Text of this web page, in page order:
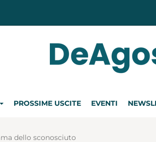
PROSSIME USCITE EVENTI
dello sconosciuto